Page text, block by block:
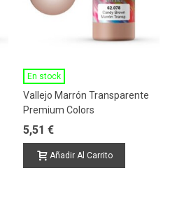
En stock
Vallejo Marrón Transparente
Premium Colors
5,51 €
Añadir Al Carrito